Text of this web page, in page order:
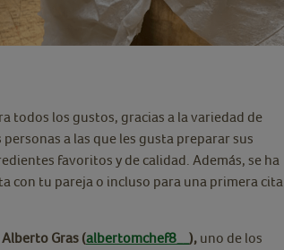
todos los gustos, gracias a la variedad de
a las que les gusta preparar sus
favoritos y de calidad. Además, se ha
con tu pareja o incluso para una primera cita
Alberto Gras (albertomchef8__ ), uno de los